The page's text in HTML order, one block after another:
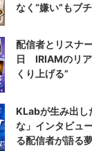
なく“嫌い”もブ
配信者とリスナ
日 IRIAMのリア
くり上げる”
KLabが生み出
な」インタビュ
る配信者が語る